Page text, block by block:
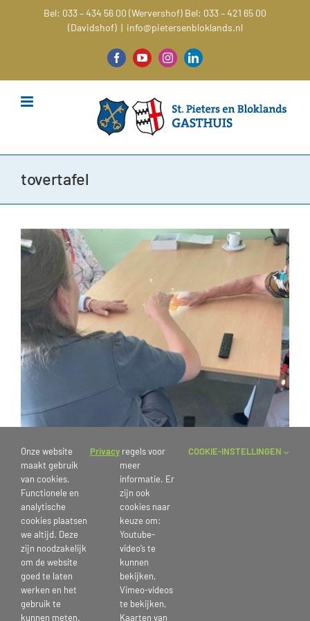
Bel: 033 – 434 56 00 (Wervershof) Bel: 033 – 421 65 00
(Davidshof) | info@pietersenbloklands.nl
FacebookYouTubeInstagramLinkedIn
tovertafel
28 september 2022
Onze website
maakt gebruik
van cookies.
Functionele en
analytische
cookies plaatsen
we altijd. Deze
zijn noodzakelijk
om de website
goed te laten
werken en het
gebruik te
kunnen meten.
Privacy regels voor
meer
informatie. Er
zijn ook
cookies naar
keuze om:
Youtube-
video’s te
kunnen
bekijken,
Vimeo-videos
te bekijken,
Kaarten van
COOKIE-INSTELLINGEN